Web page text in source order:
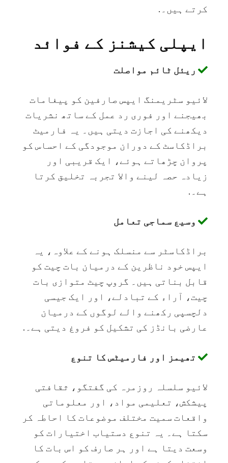
کرتے ہیں۔.
ایپلی کیشنز کے فوائد
ریئل ٹائم مواصلت
لائیو سٹریمنگ ایپس صارفین کو پیغامات
بھیجنے اور فوری رد عمل کے ساتھ نشریات
دیکھنے کی اجازت دیتی ہیں۔ یہ فارمیٹ
براڈکاسٹ کے دوران موجودگی کے احساس کو
پروان چڑھاتے ہوئے، ایک قریبی اور
زیادہ حصہ لینے والا تجربہ تخلیق کرتا
ہے۔.
وسیع سماجی تعامل
براڈکاسٹر سے منسلک ہونے کے علاوہ، یہ
ایپس خود ناظرین کے درمیان بات چیت کو
قابل بناتی ہیں۔ گروپ چیٹ متوازی بات
چیت، آراء کے تبادلے، اور ایک جیسی
دلچسپی رکھنے والے لوگوں کے درمیان
عارضی بانڈز کی تشکیل کو فروغ دیتی ہے۔.
تھیمز اور فارمیٹس کا تنوع
لائیو سلسلہ روزمرہ کی گفتگو، ثقافتی
پیشکش، تعلیمی مواد، اور معلوماتی
واقعات سمیت مختلف موضوعات کا احاطہ کر
سکتا ہے۔ یہ تنوع دستیاب اختیارات کو
وسعت دیتا ہے اور ہر صارف کو اس بات کا